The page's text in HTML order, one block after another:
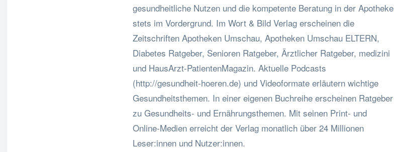
gesundheitliche Nutzen und die kompetente Beratung in der Apotheke
stets im Vordergrund. Im Wort & Bild Verlag erscheinen die
Zeitschriften Apotheken Umschau, Apotheken Umschau ELTERN,
Diabetes Ratgeber, Senioren Ratgeber, Ärztlicher Ratgeber, medizini
und HausArzt-PatientenMagazin. Aktuelle Podcasts
(http://gesundheit-hoeren.de) und Videoformate erläutern wichtige
Gesundheitsthemen. In einer eigenen Buchreihe erscheinen Ratgeber
zu Gesundheits- und Ernährungsthemen. Mit seinen Print- und
Online-Medien erreicht der Verlag monatlich über 24 Millionen
Leser:innen und Nutzer:innen.